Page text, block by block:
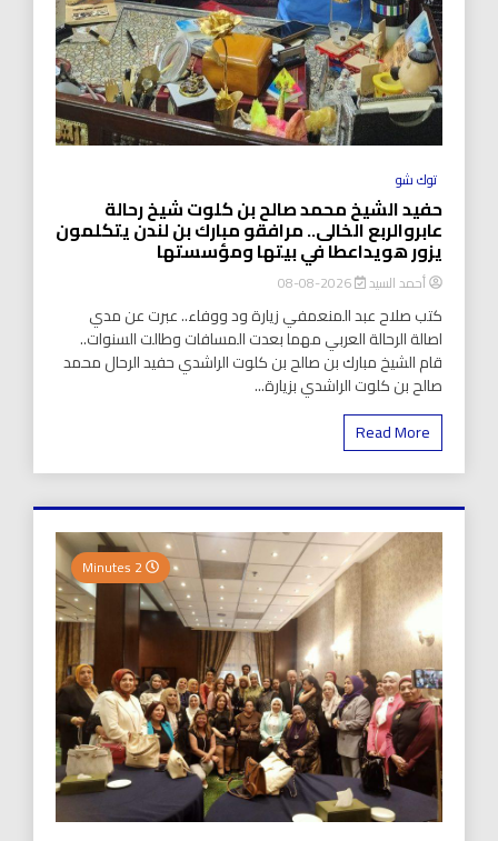
توك شو
حفيد الشيخ محمد صالح بن كلوت شيخ رحالة
عابروالربع الخالى.. مرافقو مبارك بن لندن يتكلمون
يزور هويداعطا في بيتها ومؤسستها
أحمد السيد 2026-08-08
كتب صلاح عبد المنعمفي زيارة ود ووفاء.. عبرت عن مدي
اصالة الرحالة العربي مهما بعدت المسافات وطالت السنوات..
قام الشيخ مبارك بن صالح بن كلوت الراشدي حفيد الرحال محمد
صالح بن كلوت الراشدي بزيارة...
Read More